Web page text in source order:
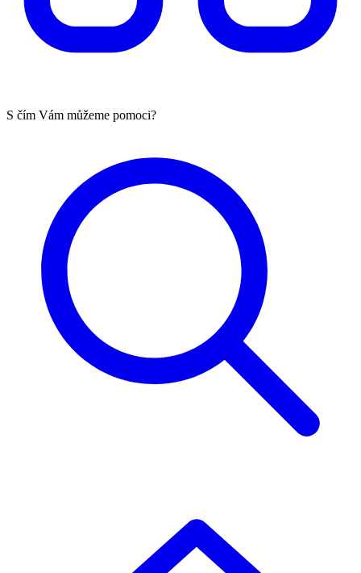
S čím Vám můžeme pomoci?